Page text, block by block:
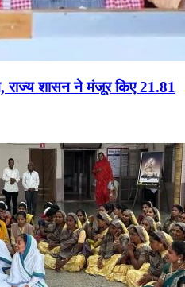
राज्य शासन ने मंजूर किए 21.81